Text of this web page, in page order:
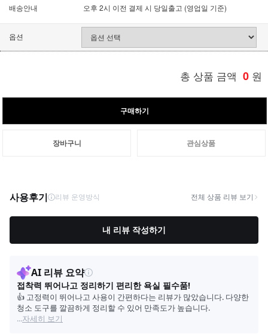
배송안내
오후 2시 이전 결제 시 당일출고 (영업일 기준)
옵션
총 상품 금액 0 원
구매하기
장바구니 관심상품